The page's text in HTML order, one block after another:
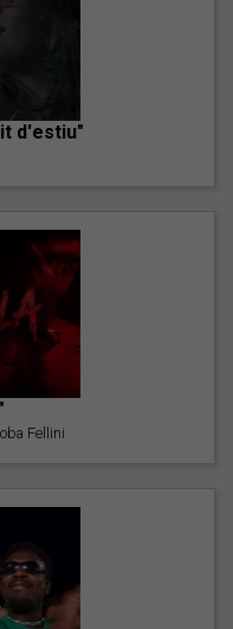
d'estiu"
Fellini